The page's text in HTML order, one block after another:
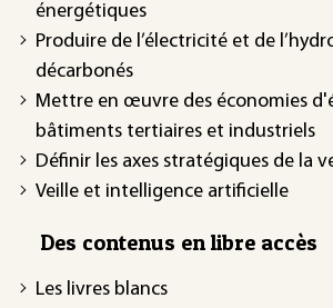
énergétiques
Produire de l’électricité et de
décarbonés
Mettre en œuvre des économies
bâtiments tertiaires et industriels
Définir les axes stratégiques de la
Veille et intelligence artificielle
Des contenus en libre accès
Les livres blancs